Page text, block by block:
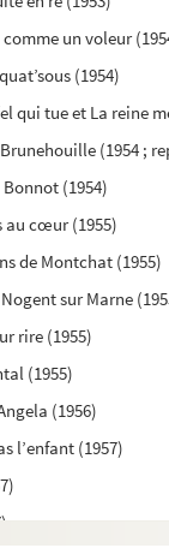
un voleur
(1954)
qui tue et La reine
(1954 ;
(1954)
au cœur (1955)
de Montchat (1955)
sur Marne
rire (1955)
(1955)
(1956)
l’enfant (1957)